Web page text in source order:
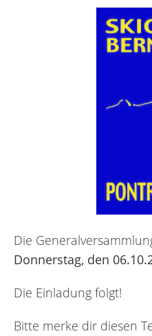
Die
Donnerstag, den
Die Einladung folgt!
Bitte merke dir diesen